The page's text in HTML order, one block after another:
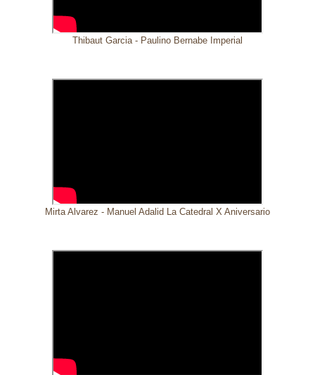
Thibaut Garcia - Paulino Bernabe Imperial
Mirta Alvarez - Manuel Adalid La Catedral X Aniversario